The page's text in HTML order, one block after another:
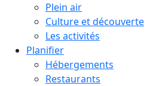
Plein air
Culture et découverte
Les activités
Planifier
Hébergements
Restaurants